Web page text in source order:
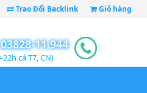
Giỏ hàng
Trao Đổi Backlink
03828-11.944
cả T7, CN)